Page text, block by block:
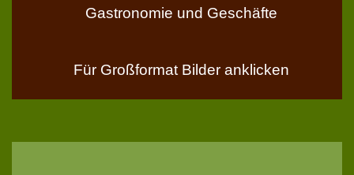
Gastronomie und Geschäfte
Für Großformat Bilder anklicken